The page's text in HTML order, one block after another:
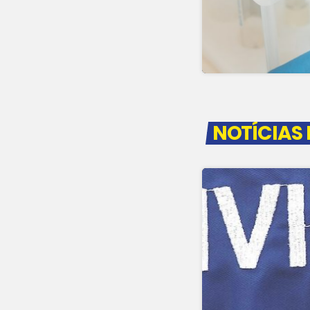
NOTÍCIAS